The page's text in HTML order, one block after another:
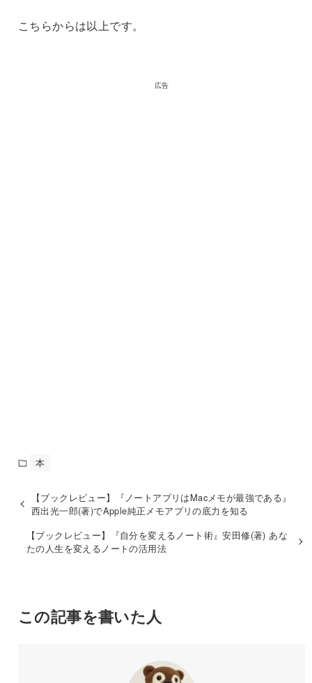
こちらからは以上です。
広告
本
【ブックレビュー】『ノートアプリはMacメモが最強である』
西出光一郎(著)でApple純正メモアプリの底力を知る
【ブックレビュー】『自分を変えるノート術』安田修(著) あな
たの人生を変えるノートの活用法
この記事を書いた人